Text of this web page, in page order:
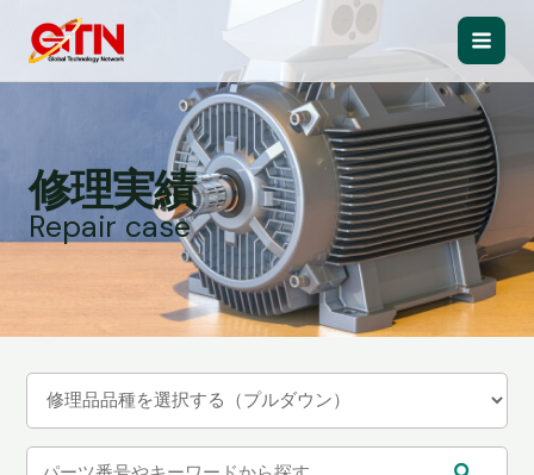
Main
修理実績
Repair case